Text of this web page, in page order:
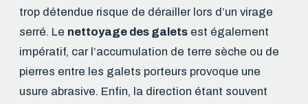
trop détendue risque de dérailler lors d’un virage
serré. Le nettoyage des galets est également
impératif, car l’accumulation de terre sèche ou de
pierres entre les galets porteurs provoque une
usure abrasive. Enfin, la direction étant souvent